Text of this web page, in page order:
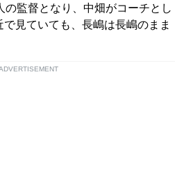
監督となり、中畑がコーチとし
見ていても、長嶋は長嶋のまま